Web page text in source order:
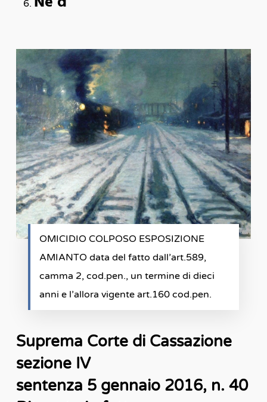
OMICIDIO COLPOSO ESPOSIZIONE
AMIANTO data del fatto dall’art.589,
camma 2, cod.pen., un termine di dieci
anni e l’allora vigente art.160 cod.pen.
Suprema Corte di Cassazione
sezione IV
sentenza 5 gennaio 2016, n. 40